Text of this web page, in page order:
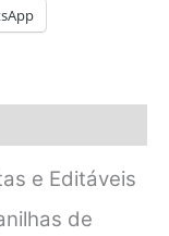
e Editáveis
de